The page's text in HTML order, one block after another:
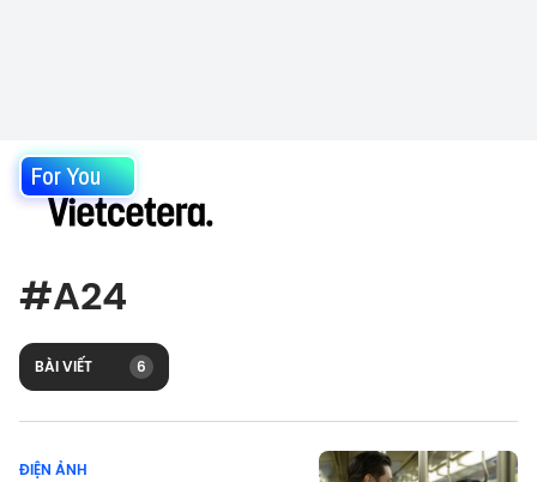
For You
#A24
BÀI VIẾT 6
ĐIỆN ẢNH